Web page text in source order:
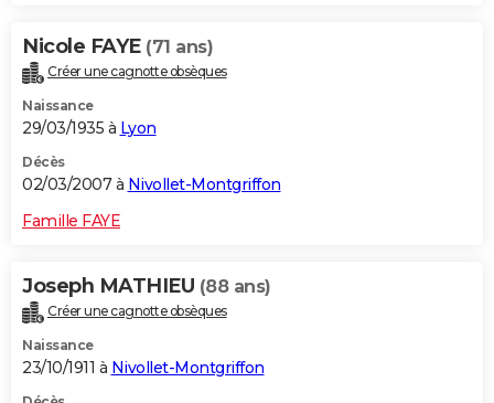
Nicole FAYE (71 ans)
Créer une cagnotte obsèques
Naissance
29/03/1935 à Lyon
Décès
02/03/2007 à Nivollet-Montgriffon
Famille FAYE
Joseph MATHIEU (88 ans)
Créer une cagnotte obsèques
Naissance
23/10/1911 à Nivollet-Montgriffon